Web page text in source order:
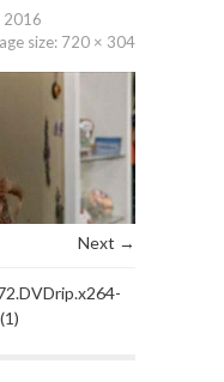
2016
size: 720 × 304
Next →